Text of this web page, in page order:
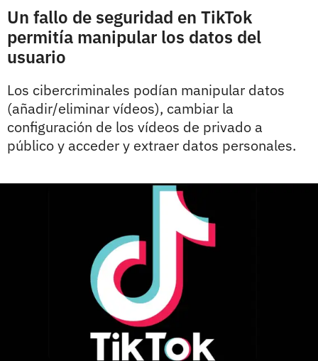
Un fallo de seguridad en TikTok
permitía manipular los datos del
usuario
Los cibercriminales podían manipular datos
(añadir/eliminar vídeos), cambiar la
configuración de los vídeos de privado a
público y acceder y extraer datos personales.